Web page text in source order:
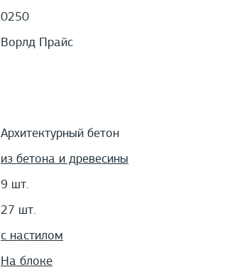
0250
Ворлд Прайс
Архитектурный бетон
из бетона и древесины
9 шт.
27 шт.
с настилом
На блоке